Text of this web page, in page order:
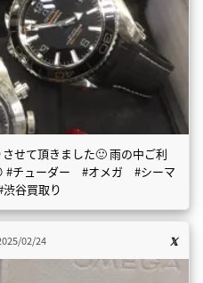
せて頂きました🙂 雨の中ご利
#チューダー #オメガ #シーマ
谷買取り
02/24